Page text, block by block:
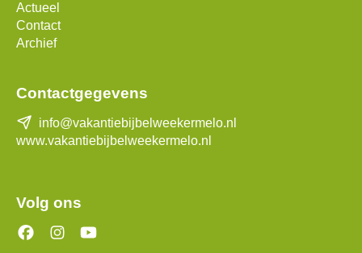
Actueel
Contact
Archief
Contactgegevens
info@vakantiebijbelweekermelo.nl
www.vakantiebijbelweekermelo.nl
Volg ons